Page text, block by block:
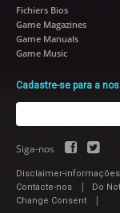
Fichiers Bios
Game Magazines
Game Manuals
Game Music
Cadastre-se para a
Siga-nos
Disclaimer-
Contacte-nos | Do
Change Consent |